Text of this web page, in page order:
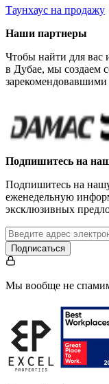
Таунхаус на продажу
Наши партнеры
Чтобы найти для
в Дубае, мы создаем
Подпишитесь на
Подпишитесь на
еженедельную
эксклюзивных
Подписаться
Мы вообще не